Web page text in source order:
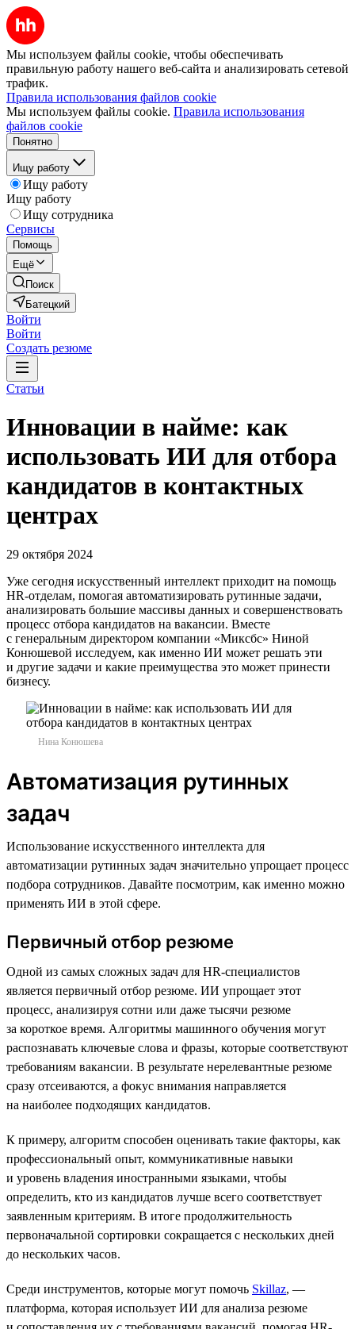
Мы используем файлы cookie, чтобы обеспечивать
правильную работу нашего веб-сайта и анализировать сетевой
трафик.
Правила использования файлов cookie
Мы используем файлы cookie. Правила использования
файлов cookie
Понятно
Ищу работу
Ищу работу
Ищу работу
Ищу сотрудника
Сервисы
Помощь
Ещё
Поиск
Батецкий
Войти
Войти
Создать резюме
Статьи
Инновации в найме: как
использовать ИИ для отбора
кандидатов в контактных
центрах
29 октября 2024
Уже сегодня искусственный интеллект приходит на помощь
HR-отделам, помогая автоматизировать рутинные задачи,
анализировать большие массивы данных и совершенствовать
процесс отбора кандидатов на вакансии. Вместе
с генеральным директором компании «Миксбс» Ниной
Конюшевой исследуем, как именно ИИ может решать эти
и другие задачи и какие преимущества это может принести
бизнесу.
Нина Конюшева
Автоматизация рутинных
задач
Использование искусственного интеллекта для
автоматизации рутинных задач значительно упрощает процесс
подбора сотрудников. Давайте посмотрим, как именно можно
применять ИИ в этой сфере.
Первичный отбор резюме
Одной из самых сложных задач для HR-специалистов
является первичный отбор резюме. ИИ упрощает этот
процесс, анализируя сотни или даже тысячи резюме
за короткое время. Алгоритмы машинного обучения могут
распознавать ключевые слова и фразы, которые соответствуют
требованиям вакансии. В результате нерелевантные резюме
сразу отсеиваются, а фокус внимания направляется
на наиболее подходящих кандидатов.
К примеру, алгоритм способен оценивать такие факторы, как
профессиональный опыт, коммуникативные навыки
и уровень владения иностранными языками, чтобы
определить, кто из кандидатов лучше всего соответствует
заявленным критериям. В итоге продолжительность
первоначальной сортировки сокращается с нескольких дней
до нескольких часов.
Среди инструментов, которые могут помочь Skillaz, —
платформа, которая использует ИИ для анализа резюме